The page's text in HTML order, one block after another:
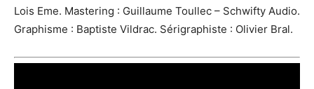
Lois Eme. Mastering : Guillaume Toullec – Schwifty Audio.
Graphisme : Baptiste Vildrac. Sérigraphiste : Olivier Bral.